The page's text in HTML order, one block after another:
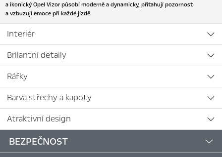
a ikonický Opel Vizor působí moderně a dynamicky, přitahují pozornost
a vzbuzují emoce při každé jízdě.
Interiér
Brilantní detaily
Ráfky
Barva střechy a kapoty
Atraktivní design
BEZPEČNOST